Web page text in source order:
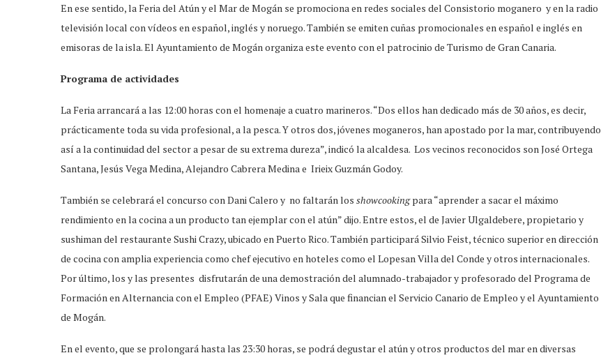
En ese sentido, la Feria del Atún y el Mar de Mogán se promociona en redes sociales del Consistorio moganero y en la radio
televisión local con vídeos en español, inglés y noruego. También se emiten cuñas promocionales en español e inglés en
emisoras de la isla. El Ayuntamiento de Mogán organiza este evento con el patrocinio de Turismo de Gran Canaria.
Programa de actividades
La Feria arrancará a las 12:00 horas con el homenaje a cuatro marineros. “Dos ellos han dedicado más de 30 años, es decir,
prácticamente toda su vida profesional, a la pesca. Y otros dos, jóvenes moganeros, han apostado por la mar, contribuyendo
así a la continuidad del sector a pesar de su extrema dureza”, indicó la alcaldesa. Los vecinos reconocidos son José Ortega
Santana, Jesús Vega Medina, Alejandro Cabrera Medina e Irieix Guzmán Godoy.
También se celebrará el concurso con Dani Calero y no faltarán los showcookingpara “aprender a sacar el máximo
rendimiento en la cocina a un producto tan ejemplar con el atún” dijo. Entre estos, el de Javier Ulgaldebere, propietario y
sushiman del restaurante Sushi Crazy, ubicado en Puerto Rico. También participará Silvio Feist, técnico superior en dirección
de cocina con amplia experiencia como chef ejecutivo en hoteles como el Lopesan Villa del Conde y otros internacionales.
Por último, los y las presentes disfrutarán de una demostración del alumnado-trabajador y profesorado del Programa de
Formación en Alternancia con el Empleo (PFAE) Vinos y Sala que financian el Servicio Canario de Empleo y el Ayuntamiento
de Mogán.
En el evento, que se prolongará hasta las 23:30 horas, se podrá degustar el atún y otros productos del mar en diversas